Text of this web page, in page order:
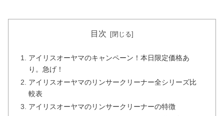
目次
アイリスオーヤマのキャンペーン！本日限定価格あ
り。急げ！
アイリスオーヤマのリンサークリーナー全シリーズ比
較表
アイリスオーヤマのリンサークリーナーの特徴